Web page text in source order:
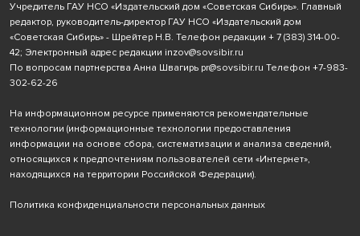
Учредитель ГАУ НСО «Издательский дом «Советская Сибирь». Главный
редактор, руководитель-директор ГАУ НСО «Издательский дом
«Советская Сибирь» - Шрейтер Н.В. Телефон редакции + 7 (383) 314-00-
42; Электронный адрес редакции inzov@sovsibir.ru
По вопросам партнерства Анна Швагирь pr@sovsibir.ru Телефон +7-983-
302-62-26
На информационном ресурсе применяются рекомендательные
технологии (информационные технологии предоставления
информации на основе сбора, систематизации и анализа сведений,
относящихся к предпочтениям пользователей сети «Интернет»,
находящихся на территории Российской Федерации).
Политика конфиденциальности персональных данных